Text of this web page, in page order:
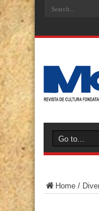
Home /